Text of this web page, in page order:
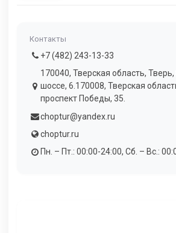
Контакты
+7 (482) 243-13-33
170040, Тверская область,
шоссе, 6.170008, Тверская
проспект Победы, 35.
choptur@yandex.ru
choptur.ru
Пн. – Пт.: 00:00-24:00, Сб. – Вс.: